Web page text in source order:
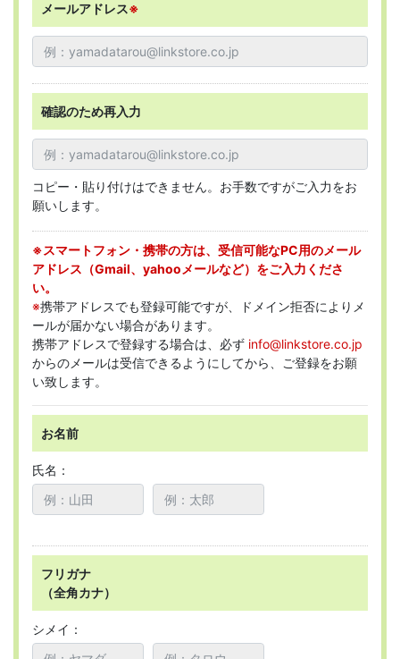
メールアドレス※
確認のため再入力
コピー・貼り付けはできません。お手数ですがご入力をお
願いします。
※スマートフォン・携帯の方は、受信可能なPC用のメール
アドレス（Gmail、yahooメールなど）をご入力くださ
い。
※携帯アドレスでも登録可能ですが、ドメイン拒否によりメ
ールが届かない場合があります。
携帯アドレスで登録する場合は、必ず info@linkstore.co.jp
からのメールは受信できるようにしてから、ご登録をお願
い致します。
お名前
氏名：
フリガナ
（全角カナ）
シメイ：